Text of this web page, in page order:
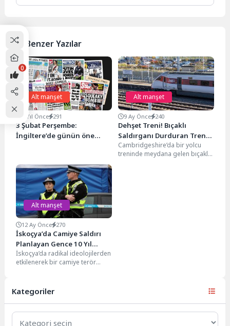
Benzer Yazılar
Alt manşet
5 Yıl Önce 291
3 Şubat Perşembe:
İngiltere’de günün öne
Alt manşet
9 Ay Önce 240
Dehşet Treni! Bıçaklı
Saldırganı Durduran Tren
Personeli Yoğun Bakımda
Cambridgeshire’da bir yolcu
treninde meydana gelen bıçaklı
Alt manşet
12 Ay Önce 270
İskoçya’da Camiye Saldırı
Planlayan Gence 10 Yıl
Hapis Cezası
İskoçya’da radikal ideolojilerden
etkilenerek bir camiye terör
mahkeme...
Kategoriler
Kategoriler
0